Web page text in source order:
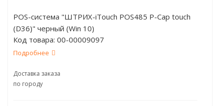
POS-система "ШТРИХ-iTouch POS485 P-Cap touch
(D36)" черный (Win 10)
Код товара: 00-00009097
Подробнее
Доставка заказа
по городу